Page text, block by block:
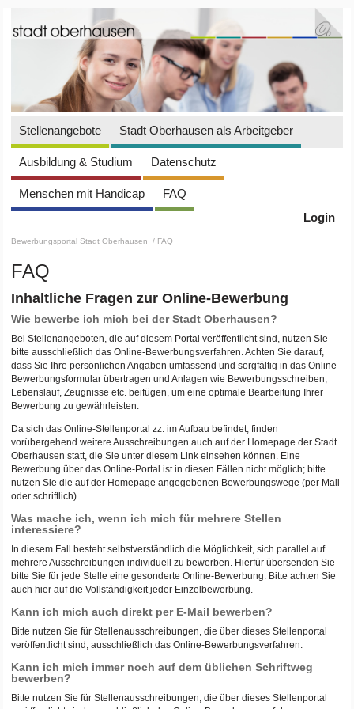
Stellenangebote Stadt Oberhausen als Arbeitgeber
Ausbildung & Studium Datenschutz
Menschen mit Handicap
FAQ
Login
Bewerbungsportal Stadt Oberhausen / FAQ
FAQ
Inhaltliche Fragen zur Online-Bewerbung
Wie bewerbe ich mich bei der Stadt Oberhausen?
Bei Stellenangeboten, die auf diesem Portal veröffentlicht sind, nutzen Sie
bitte ausschließlich das Online-Bewerbungsverfahren. Achten Sie darauf,
dass Sie Ihre persönlichen Angaben umfassend und sorgfältig in das Online-
Bewerbungsformular übertragen und Anlagen wie Bewerbungsschreiben,
Lebenslauf, Zeugnisse etc. beifügen, um eine optimale Bearbeitung Ihrer
Bewerbung zu gewährleisten.
Da sich das Online-Stellenportal zz. im Aufbau befindet, finden
vorübergehend weitere Ausschreibungen auch auf der Homepage der Stadt
Oberhausen statt, die Sie unter diesem Link einsehen können. Eine
Bewerbung über das Online-Portal ist in diesen Fällen nicht möglich; bitte
nutzen Sie die auf der Homepage angegebenen Bewerbungswege (per Mail
oder schriftlich).
Was mache ich, wenn ich mich für mehrere Stellen
interessiere?
In diesem Fall besteht selbstverständlich die Möglichkeit, sich parallel auf
mehrere Ausschreibungen individuell zu bewerben. Hierfür übersenden Sie
bitte Sie für jede Stelle eine gesonderte Online-Bewerbung. Bitte achten Sie
auch hier auf die Vollständigkeit jeder Einzelbewerbung.
Kann ich mich auch direkt per E-Mail bewerben?
Bitte nutzen Sie für Stellenausschreibungen, die über dieses Stellenportal
veröffentlicht sind, ausschließlich das Online-Bewerbungsverfahren.
Kann ich mich immer noch auf dem üblichen Schriftweg
bewerben?
Bitte nutzen Sie für Stellenausschreibungen, die über dieses Stellenportal